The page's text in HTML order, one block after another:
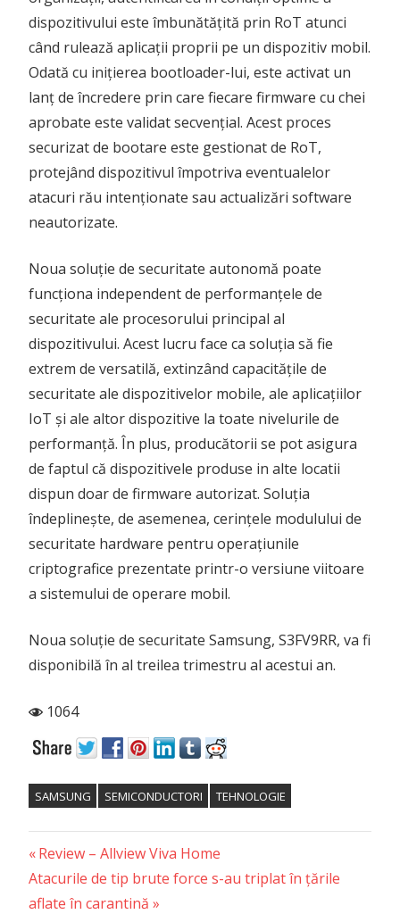
dispozitivului este îmbunătățită prin RoT atunci
când rulează aplicații proprii pe un dispozitiv mobil.
Odată cu inițierea bootloader-lui, este activat un
lanț de încredere prin care fiecare firmware cu chei
aprobate este validat secvențial. Acest proces
securizat de bootare este gestionat de RoT,
protejând dispozitivul împotriva eventualelor
atacuri rău intenționate sau actualizări software
neautorizate.
Noua soluție de securitate autonomă poate
funcționa independent de performanțele de
securitate ale procesorului principal al
dispozitivului. Acest lucru face ca soluția să fie
extrem de versatilă, extinzând capacitățile de
securitate ale dispozitivelor mobile, ale aplicațiilor
IoT și ale altor dispozitive la toate nivelurile de
performanță. În plus, producătorii se pot asigura
de faptul că dispozitivele produse in alte locatii
dispun doar de firmware autorizat. Soluția
îndeplinește, de asemenea, cerințele modulului de
securitate hardware pentru operațiunile
criptografice prezentate printr-o versiune viitoare
a sistemului de operare mobil.
Noua soluție de securitate Samsung, S3FV9RR, va fi
disponibilă în al treilea trimestru al acestui an.
1064
SAMSUNG SEMICONDUCTORI TEHNOLOGIE
Post
navigation
Previous
Post:
Review – Allview Viva Home
Next
Post:
Atacurile de tip brute force s-au triplat în țările
aflate în carantină